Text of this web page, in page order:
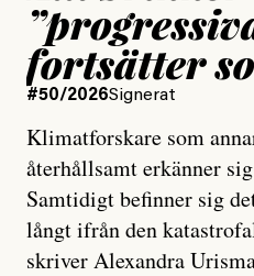
fortsätter
#50/2026Signerat
Klimatforskare som
återhållsamt erkänner
Samtidigt befinner sig
långt ifrån den
skriver Alexandra